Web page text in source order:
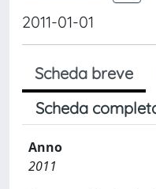
2011-01-01
Scheda breve
Scheda
Anno
2011